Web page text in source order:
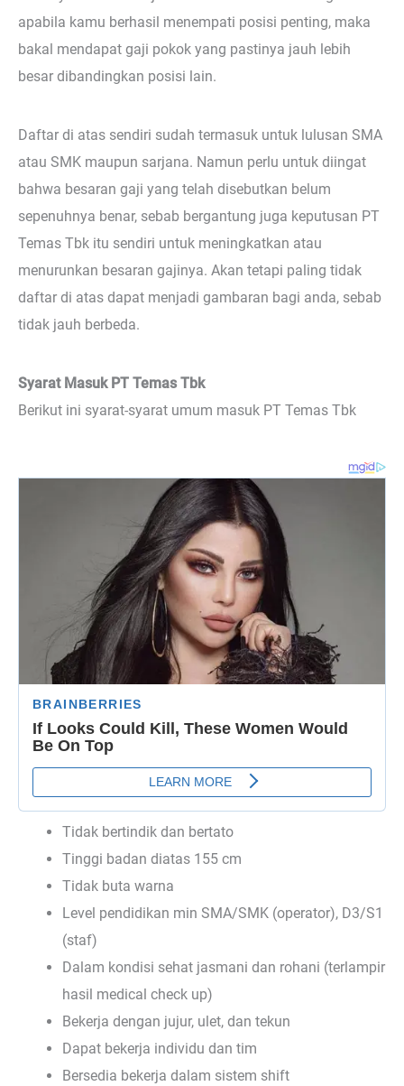
apabila kamu berhasil menempati posisi penting, maka
bakal mendapat gaji pokok yang pastinya jauh lebih
besar dibandingkan posisi lain.
Daftar di atas sendiri sudah termasuk untuk lulusan SMA
atau SMK maupun sarjana. Namun perlu untuk diingat
bahwa besaran gaji yang telah disebutkan belum
sepenuhnya benar, sebab bergantung juga keputusan PT
Temas Tbk itu sendiri untuk meningkatkan atau
menurunkan besaran gajinya. Akan tetapi paling tidak
daftar di atas dapat menjadi gambaran bagi anda, sebab
tidak jauh berbeda.
Syarat Masuk PT Temas Tbk
Berikut ini syarat-syarat umum masuk PT Temas Tbk
Tidak bertindik dan bertato
Tinggi badan diatas 155 cm
Tidak buta warna
Level pendidikan min SMA/SMK (operator), D3/S1
(staf)
Dalam kondisi sehat jasmani dan rohani (terlampir
hasil medical check up)
Bekerja dengan jujur, ulet, dan tekun
Dapat bekerja individu dan tim
Bersedia bekerja dalam sistem shift